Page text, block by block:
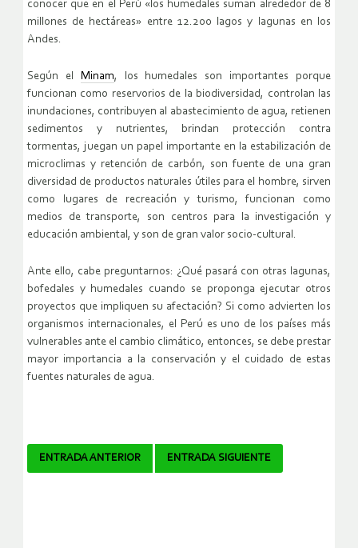
conocer que en el Perú «los humedales suman alrededor de 8
millones de hectáreas» entre 12.200 lagos y lagunas en los
Andes.
Según el Minam, los humedales son importantes porque
funcionan como reservorios de la biodiversidad, controlan las
inundaciones, contribuyen al abastecimiento de agua, retienen
sedimentos y nutrientes, brindan protección contra
tormentas, juegan un papel importante en la estabilización de
microclimas y retención de carbón, son fuente de una gran
diversidad de productos naturales útiles para el hombre, sirven
como lugares de recreación y turismo, funcionan como
medios de transporte, son centros para la investigación y
educación ambiental, y son de gran valor socio-cultural.
Ante ello, cabe preguntarnos: ¿Qué pasará con otras lagunas,
bofedales y humedales cuando se proponga ejecutar otros
proyectos que impliquen su afectación? Si como advierten los
organismos internacionales, el Perú es uno de los países más
vulnerables ante el cambio climático, entonces, se debe prestar
mayor importancia a la conservación y el cuidado de estas
fuentes naturales de agua.
Navegador
ENTRADA ANTERIOR ENTRADA SIGUIENTE